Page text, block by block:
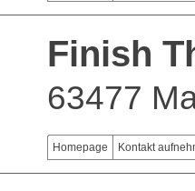
Finish
63477
Homepage Kontakt